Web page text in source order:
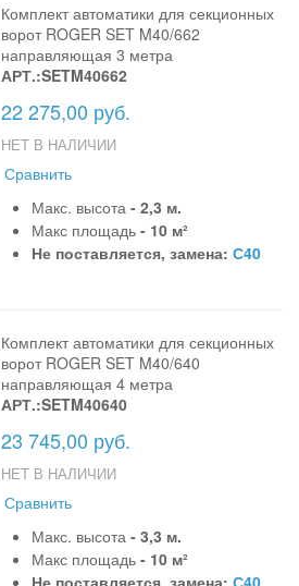
Комплект автоматики для секционных
ворот ROGER SET M40/662
направляющая 3 метра
АРТ.:SETM40662
22 275,00 руб.
НЕТ В НАЛИЧИИ
Сравнить
Макс. высота - 2,3 м.
Макс площадь - 10 м²
Не поставляется, замена:С40
Комплект автоматики для секционных
ворот ROGER SET M40/640
направляющая 4 метра
АРТ.:SETM40640
23 745,00 руб.
НЕТ В НАЛИЧИИ
Сравнить
Макс. высота - 3,3 м.
Макс площадь - 10 м²
Не поставляется, замена:С40